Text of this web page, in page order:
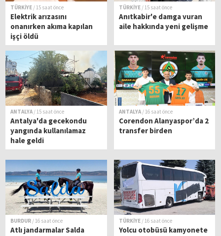
TÜRKİYE / 15 saat önce
Elektrik arızasını
onanırken akıma kapılan
işçi öldü
TÜRKİYE / 15 saat önce
Anıtkabir'e damga vuran
aile hakkında yeni gelişme
ANTALYA / 15 saat önce
Antalya'da gecekondu
yangında kullanılamaz
hale geldi
ANTALYA / 16 saat önce
Corendon Alanyaspor’da 2
transfer birden
BURDUR / 16 saat önce
Atlı jandarmalar Salda
TÜRKİYE / 16 saat önce
Yolcu otobüsü kamyonete